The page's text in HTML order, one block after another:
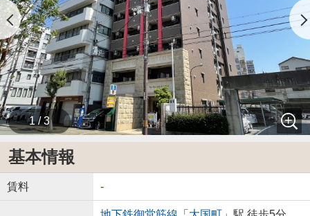
1 / 3
基本情報
賃料 -